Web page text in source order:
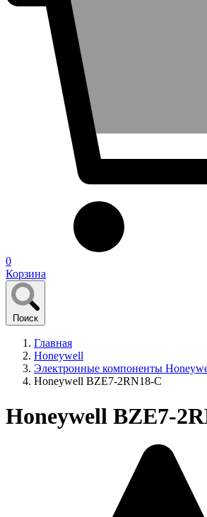
0
Корзина
Поиск
Главная
Honeywell
Электронные компоненты
Honeywell BZE7-2RN18-C
Honeywell BZE7-